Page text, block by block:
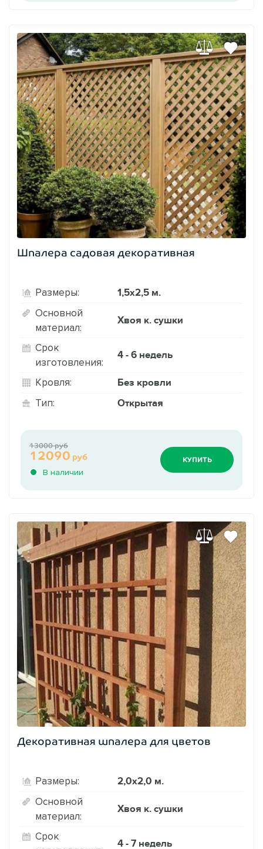
Шпалера садовая декоративная
Размеры: 1,5х2,5 м.
Основной
материал:
Хвоя к. сушки
Срок
изготовления:
4 - 6 недель
Кровля: Без кровли
Тип: Открытая
В наличии
12090 руб
13000 руб
КУПИТЬ
Декоративная шпалера для цветов
Размеры: 2,0х2,0 м.
Основной
материал:
Хвоя к. сушки
Срок
4 - 7 недель